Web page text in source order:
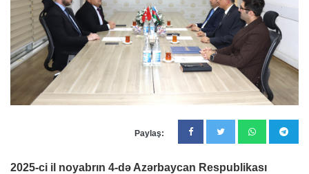
Paylaş:
2025-ci il noyabrın 4-də Azərbaycan Respublikası